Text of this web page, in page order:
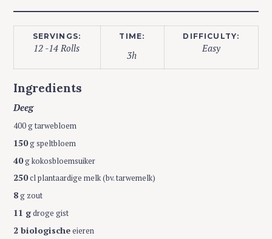
SERVINGS:
12 -14 Rolls
TIME:
3h
DIFFICULTY:
Easy
Ingredients
Deeg
400 g tarwebloem
150g speltbloem
40g kokosbloemsuiker
250cl plantaardige melk (bv. tarwemelk)
8g zout
11 gdroge gist
2 biologischeeieren